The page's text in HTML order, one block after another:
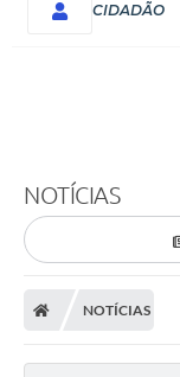
CIDADÃO
NOTÍCIAS
NOTÍCIAS